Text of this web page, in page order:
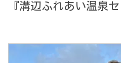
『溝辺ふれあい温泉セ